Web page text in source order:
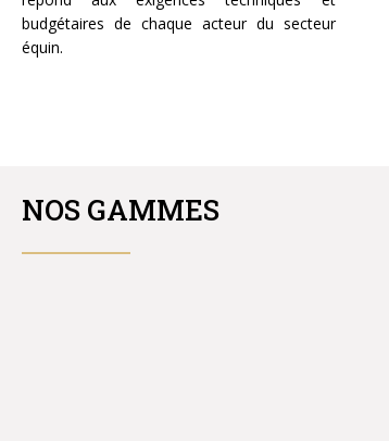
budgétaires de chaque acteur du secteur
équin.
NOS GAMMES